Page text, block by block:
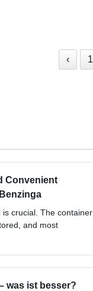
‹ 1
Convenient
crucial. The container
and most
was ist besser?